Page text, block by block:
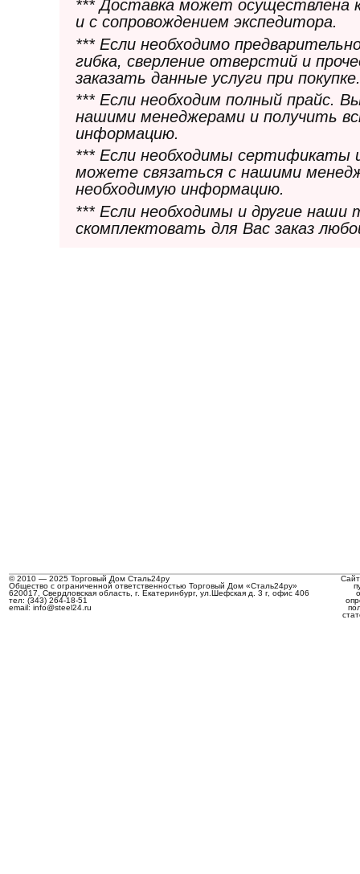
*** Доставка может осуществлена
и с сопровождением экспедитора.
*** Если необходимо
гибка, сверление отверстий и
заказать данные услуги при покупке.
*** Если необходим полный прайс.
нашими менеджерами и получить
информацию.
*** Если необходимы сертификаты
можете связаться с нашими
необходимую информацию.
*** Если необходимы и другие
скомплектовать для Вас заказ
© 2010 — 2025 Торговый Дом Сталь24ру
Общество с ограниченной ответственностью Торговый Дом «Сталь24ру»
620017, Свердловская область, г. Екатеринбург, ул.Шефская д. 3 г, офис 406
тел: (343) 264-18-51
email: info@steel24.ru